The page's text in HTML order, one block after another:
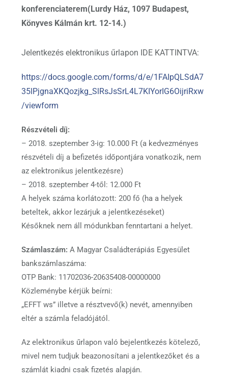
konferenciaterem(Lurdy Ház, 1097 Budapest,
Könyves Kálmán krt. 12-14.)
Jelentkezés elektronikus űrlapon IDE KATTINTVA:
https://docs.google.com/forms/d/e/1FAIpQLSdA7
35lPjgnaXKQozjkg_SlRsJsSrL4L7KIYorIG6OijriRxw
/viewform
Részvételi díj:
– 2018. szeptember 3-ig: 10.000 Ft (a kedvezményes
részvételi díj a befizetés időpontjára vonatkozik, nem
az elektronikus jelentkezésre)
– 2018. szeptember 4-től: 12.000 Ft
A helyek száma korlátozott: 200 fő (ha a helyek
beteltek, akkor lezárjuk a jelentkezéseket)
Későknek nem áll módunkban fenntartani a helyet.
Számlaszám:A Magyar Családterápiás Egyesület
bankszámlaszáma:
OTP Bank: 11702036-20635408-00000000
Közleménybe kérjük beírni:
„EFFT ws” illetve a résztvevő(k) nevét, amennyiben
eltér a számla feladójától.
Az elektronikus űrlapon való bejelentkezés kötelező,
mivel nem tudjuk beazonosítani a jelentkezőket és a
számlát kiadni csak fizetés alapján.